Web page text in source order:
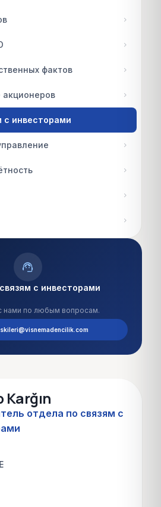
chevron_right
chevron_right
фактов chevron_right
chevron_right
с инвесторами
chevron_right
chevron_right
chevron_right
chevron_right
support_agent
с инвесторами
нами по любым вопросам.
Karğın
отдела по связям с